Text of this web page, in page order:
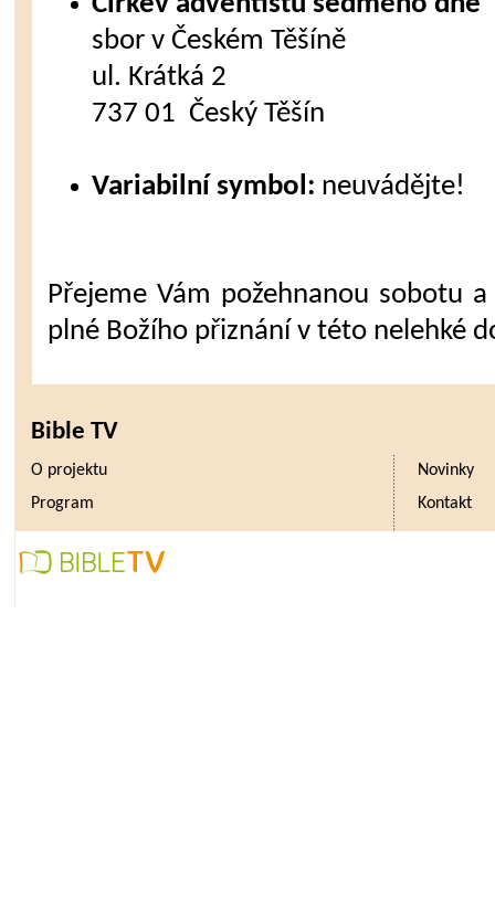
sbor v Českém Těšíně
ul. Krátká 2
737 01 Český Těšín
Variabilní symbol: neuvádějte!
Přejeme Vám požehnanou sobotu
plné Božího přiznání v této nelehké
Bible TV
O projektu
Novinky
Program
Kontakt